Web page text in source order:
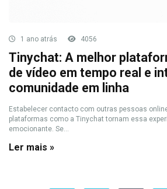
1 ano atrás 4056
Tinychat: A melhor
de vídeo em tempo real e
comunidade em linha
Estabelecer contacto com outras pessoas
plataformas como a Tinychat tornam essa
emocionante. Se...
Ler mais »